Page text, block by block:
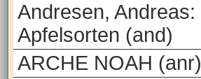
Andresen, Andreas:
Apfelsorten (and)
ARCHE NOAH (anr)